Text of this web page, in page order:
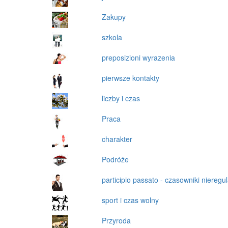
Zakupy
szkola
preposizioni wyrazenia
pierwsze kontakty
liczby i czas
Praca
charakter
Podróże
participio passato - czasowniki
sport i czas wolny
Przyroda